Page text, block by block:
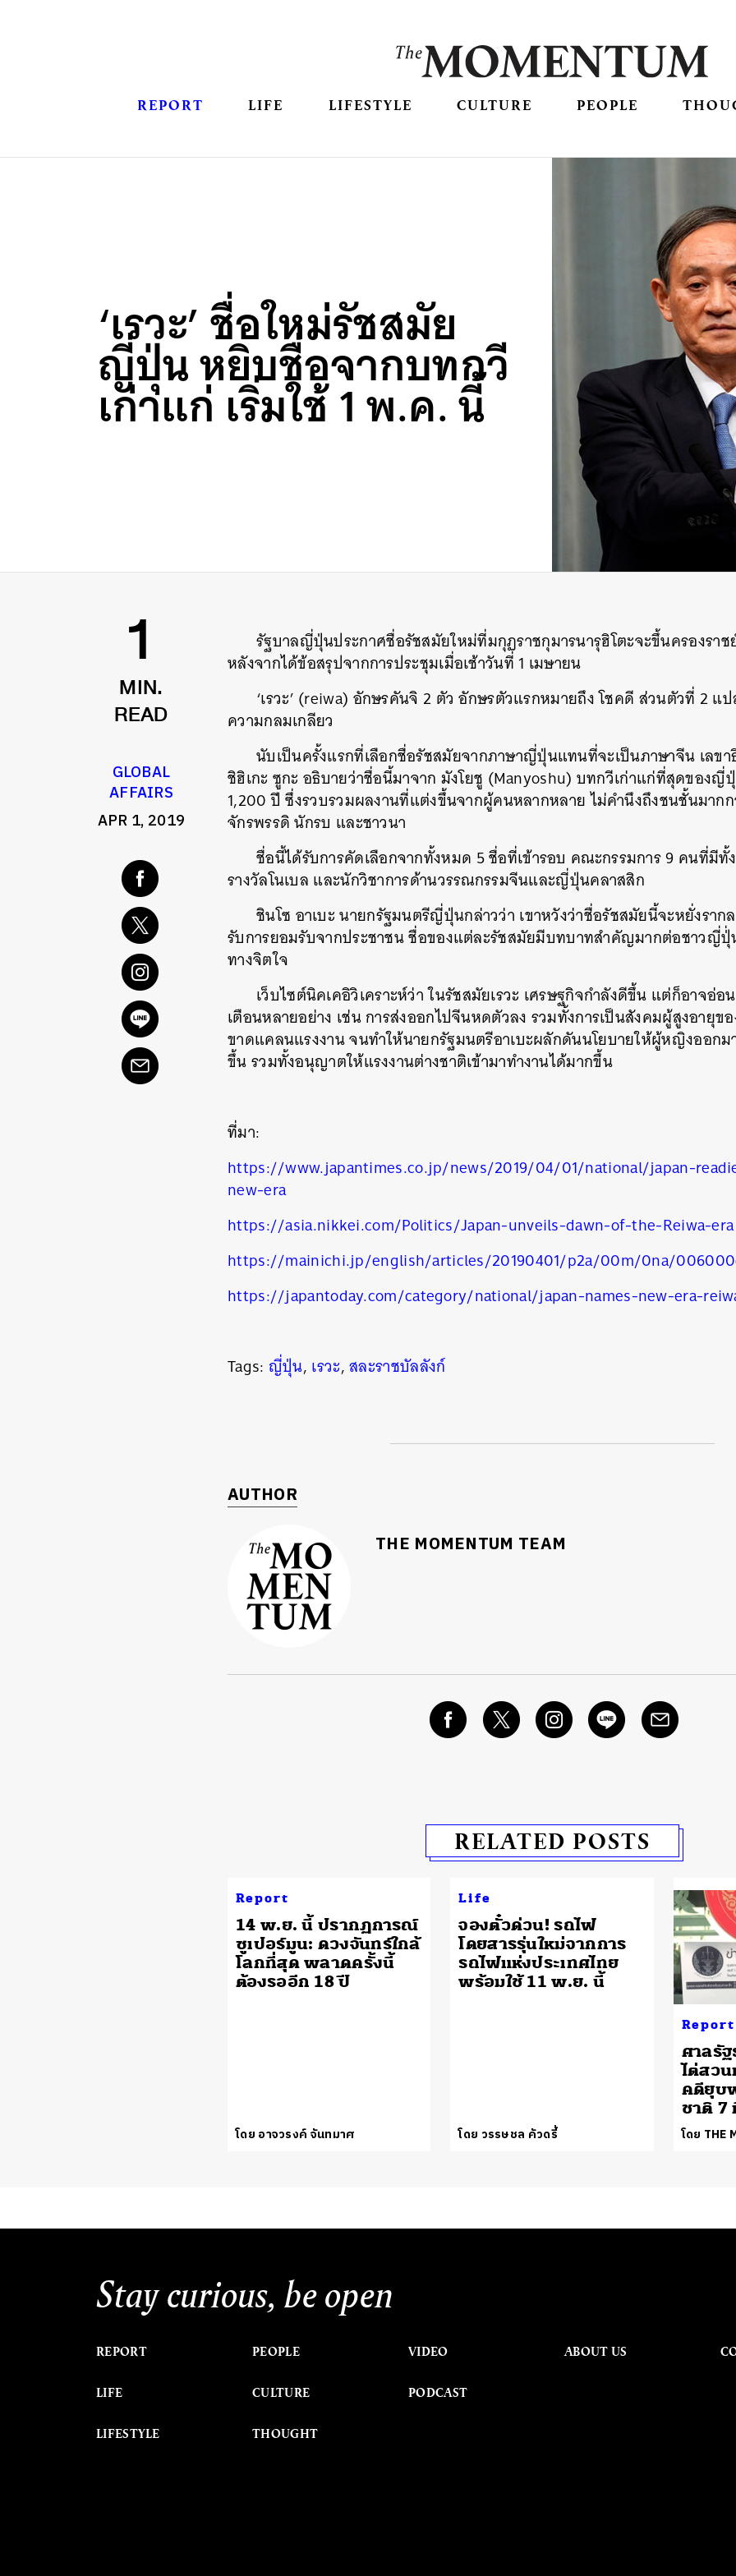
REPORT LIFE LIFESTYLE CULTURE PEOPLE
‘เรวะ’ ชื่อใหม่รัชสมัย
ญี่ปุ่น หยิบชื่อจากบทกวี
เก่าแก่ เริ่มใช้ 1 พ.ค. นี้
1
MIN.
READ
GLOBAL
AFFAIRS
APR 1, 2019
รัฐบาลญี่ปุ่นประกาศชื่อรัชสมัยใหม่ที่มกุฏราชกุมารนารุฮิโตะจะขึ้นครองรา
หลังจากได้ข้อสรุปจากการประชุมเมื่อเช้าวันที่ 1 เมษายน
‘เรวะ’ (reiwa) อักษรคันจิ 2 ตัว อักษรตัวแรกหมายถึง โชคดี ส่วนตัวที่ 2 แ
ความกลมเกลียว
นับเป็นครั้งแรกที่เลือกชื่อรัชสมัยจากภาษาญี่ปุ่นแทนที่จะเป็นภาษาจีน เลข
ชิฮิเกะ ซูกะ อธิบายว่าชื่อนี้มาจาก มังโยชู (Manyoshu) บทกวีเก่าแก่ที่สุดของญี่
1,200 ปี ซึ่งรวบรวมผลงานที่แต่งขึ้นจากผู้คนหลากหลาย ไม่คำนึงถึงชนชั้นมาก
จักรพรรดิ นักรบ และชาวนา
ชื่อนี้ได้รับการคัดเลือกจากทั้งหมด 5 ชื่อที่เข้ารอบ คณะกรรมการ 9 คนที่มีทั้
รางวัลโนเบล และนักวิชาการด้านวรรณกรรมจีนและญี่ปุ่นคลาสสิก
ชินโซ อาเบะ นายกรัฐมนตรีญี่ปุ่นกล่าวว่า เขาหวังว่าชื่อรัชสมัยนี้จะหยั่งรา
รับการยอมรับจากประชาชน ชื่อของแต่ละรัชสมัยมีบทบาทสำคัญมากต่อชาวญี่ปุ่่
ทางจิตใจ
เว็บไซต์นิคเคอิวิเคราะห์ว่า ในรัชสมัยเรวะ เศรษฐกิจกำลังดีขึ้น แต่ก็อาจ
เตือนหลายอย่าง เช่น การส่งออกไปจีนหดตัวลง รวมทั้งการเป็นสังคมผู้สูงอายุ
ขาดแคลนแรงงาน จนทำให้นายกรัฐมนตรีอาเบะผลักดันนโยบายให้ผู้หญิงออก
ขึ้น รวมทั้งอนุญาตให้แรงงานต่างชาติเข้ามาทำงานได้มากขึ้น
ที่มา:
https://www.japantimes.co.jp/news/2019/04/01/national/japan-
new-era
https://asia.nikkei.com/Politics/Japan-unveils-dawn-of-the-Reiwa-era
https://mainichi.jp/english/articles/20190401/p2a/00m/0na/
https://japantoday.com/category/national/japan-names-new-era-
Tags: ญี่ปุ่น, เรวะ,สละราชบัลลังก์
AUTHOR
THE MOMENTUM TEAM
RELATED POSTS
Report
14 พ.ย. นี้ ปรากฏการณ์
ซูเปอร์มูน: ดวงจันทร์ใกล้
โลกที่สุด พลาดครั้งนี้
ต้องรออีก 18 ปี
โดย อาจวรงค์ จันทมาศ
Life
จองตั๋วด่วน! รถไฟ
โดยสารรุ่นใหม่จากการ
รถไฟแห่งประเทศไทย
พร้อมใช้ 11 พ.ย. นี้
โดย วรรษชล คัวดรี้
Report
ศาลรั
ไต่สว
คดียุบ
ชาติ 7
โดย THE
Stay curious, be open
REPORT
LIFE
LIFESTYLE
PEOPLE
CULTURE
THOUGHT
VIDEO
PODCAST
ABOUT US